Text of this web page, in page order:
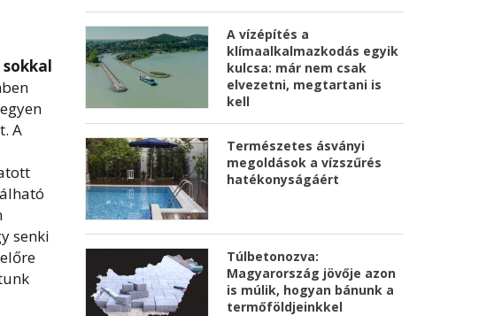
A
senki
A vízépítés a
klímaalkalmazkodás egyik
kulcsa: már nem csak
elvezetni, megtartani is
kell
Természetes ásványi
megoldások a vízszűrés
hatékonyságáért
Túlbetonozva:
Magyarország jövője azon
is múlik, hogyan bánunk a
termőföldjeinkkel